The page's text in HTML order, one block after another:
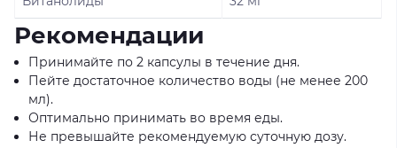
Рекомендации
Принимайте по 2 капсулы в течение дня.
Пейте достаточное количество воды (не менее 200
мл).
Оптимально принимать во время еды.
Не превышайте рекомендуемую суточную дозу.